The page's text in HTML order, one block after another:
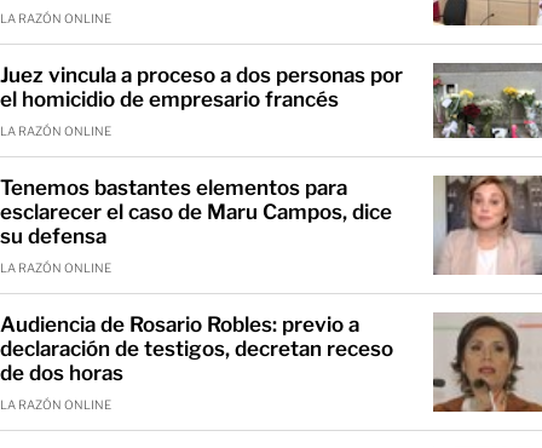
LA RAZÓN ONLINE
Juez vincula a proceso a dos personas por
el homicidio de empresario francés
LA RAZÓN ONLINE
Tenemos bastantes elementos para
esclarecer el caso de Maru Campos, dice
su defensa
LA RAZÓN ONLINE
Audiencia de Rosario Robles: previo a
declaración de testigos, decretan receso
de dos horas
LA RAZÓN ONLINE